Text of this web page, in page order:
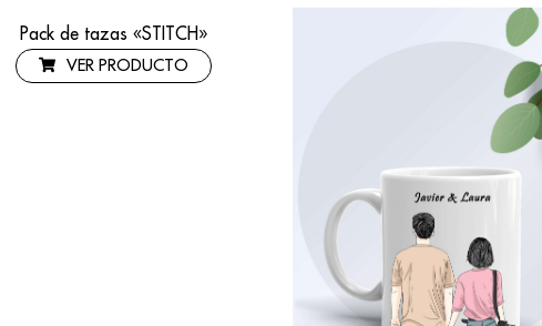
Pack de tazas «STITCH»
VER PRODUCTO